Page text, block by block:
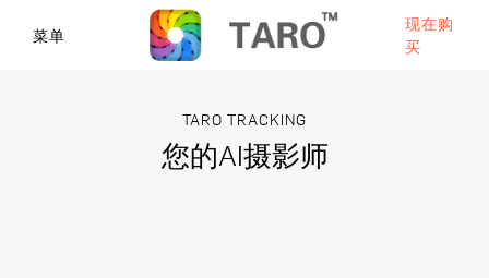
菜单
现在购
买
TARO TRACKING
您的AI摄影师